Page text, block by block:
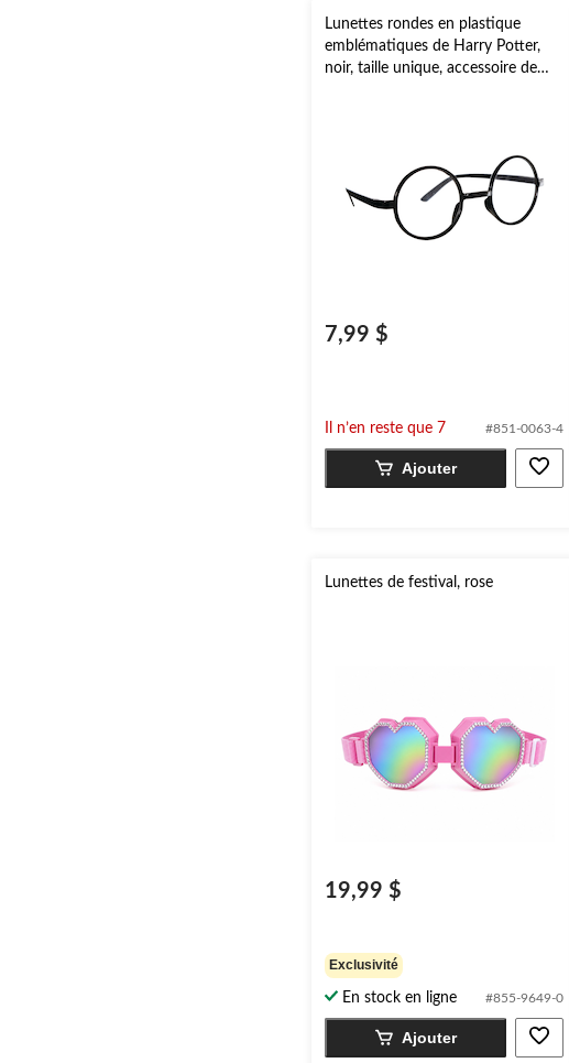
Lunettes rondes en plastique
emblématiques de Harry Potter,
noir, taille unique, accessoire de
7,99 $
Il n’en reste que 7 #851-0063-4
Ajouter
Lunettes de festival, rose
19,99 $
Exclusivité
En stock en ligne #855-9649-0
Ajouter